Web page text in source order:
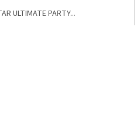
ULTIMATE PARTY...